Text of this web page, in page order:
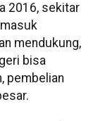
2016, sekitar
mendukung,
bisa
pembelian